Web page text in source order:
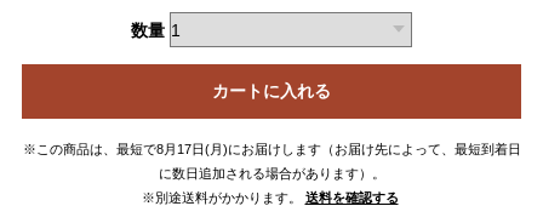
数量
カートに入れる
※この商品は、最短で8月17日(月)にお届けします（お届け先によって、最短到着日
に数日追加される場合があります）。
※別途送料がかかります。
送料を確認する